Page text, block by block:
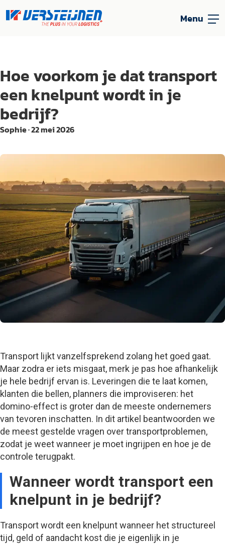
Menu
Hoe voorkom je dat transport
een knelpunt wordt in je
bedrijf?
Sophie·22 mei 2026
Transport lijkt vanzelfsprekend zolang het goed gaat.
Maar zodra er iets misgaat, merk je pas hoe afhankelijk
je hele bedrijf ervan is. Leveringen die te laat komen,
klanten die bellen, planners die improviseren: het
domino-effect is groter dan de meeste ondernemers
van tevoren inschatten. In dit artikel beantwoorden we
de meest gestelde vragen over transportproblemen,
zodat je weet wanneer je moet ingrijpen en hoe je de
controle terugpakt.
Wanneer wordt transport een
knelpunt in je bedrijf?
Transport wordt een knelpunt wanneer het structureel
tijd, geld of aandacht kost die je eigenlijk in je